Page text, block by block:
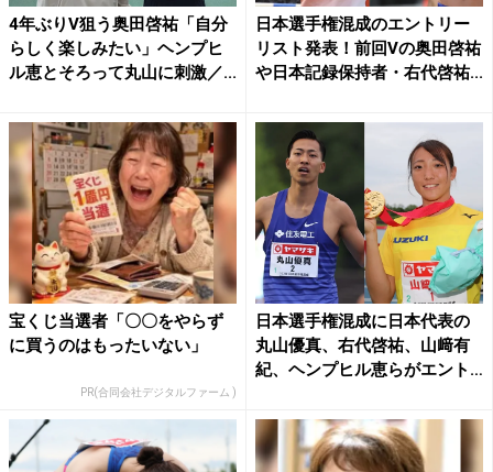
4年ぶりV狙う奥田啓祐「自分
らしく楽しみたい」ヘンプヒ
ル恵とそろって丸山に刺激／...
日本選手権混成のエントリー
リスト発表！前回Vの奥田啓祐
や日本記録保持者・右代啓祐...
宝くじ当選者「〇〇をやらず
に買うのはもったいない」
PR(合同会社デジタルファーム )
日本選手権混成に日本代表の
丸山優真、右代啓祐、山﨑有
紀、ヘンプヒル恵らがエント